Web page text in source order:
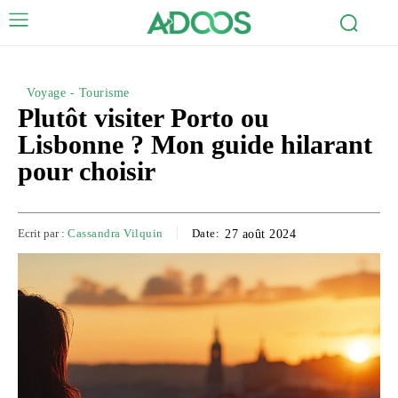
Voyage - Tourisme
Plutôt visiter Porto ou
Lisbonne ? Mon guide hilarant
pour choisir
Ecrit par : Cassandra Vilquin Date: 27 août 2024